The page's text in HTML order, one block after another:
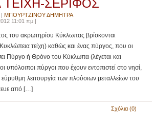
ΣΕΡΙΦΟΣ
| ΜΠΟΥΡΤΖΙΝΟΥ ΔΗΜΗΤΡΑ
11:01 πμ |
του ακρωτηρίου Κύκλωπας βρίσκονται
τείχη) καθώς και ένας πύργος, που οι
Πύργο ή Θρόνο του Κύκλωπα (λέγεται και
πύργοι που έχουν εντοπιστεί στο νησί,
εύρυθμη λειτουργία των πλούσιων μεταλλείων του
από […]
Σχόλια (0)